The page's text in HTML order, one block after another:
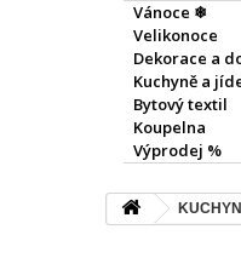
Vánoce ❄
Velikonoce
Dekorace a
Kuchyně a
Bytový textil
Koupelna
Výprodej %